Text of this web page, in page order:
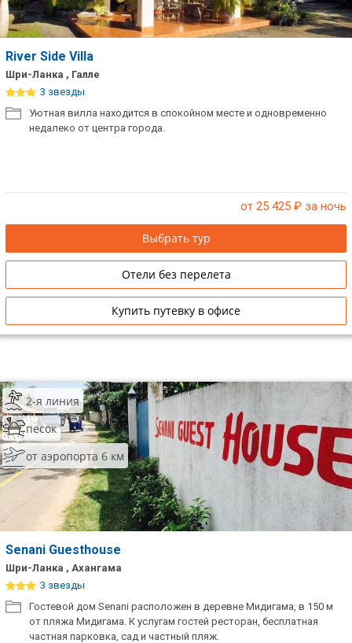
River Side Villa
Шри-Ланка , Галле
3 звезды
Уютная вилла находится в спокойном месте и одновременно
недалеко от центра города.
от 25 425 ₽ за ночь
Выбрать тур
Отели без перелета
Купить путевку в офисе
2-я линия
песок
от аэропорта 6 км
Senani Guesthouse
Шри-Ланка , Ахангама
3 звезды
Гостевой дом Senani расположен в деревне Мидигама, в 150 м
от пляжа Мидигама. К услугам гостей ресторан, бесплатная
частная парковка, сад и частный пляж.